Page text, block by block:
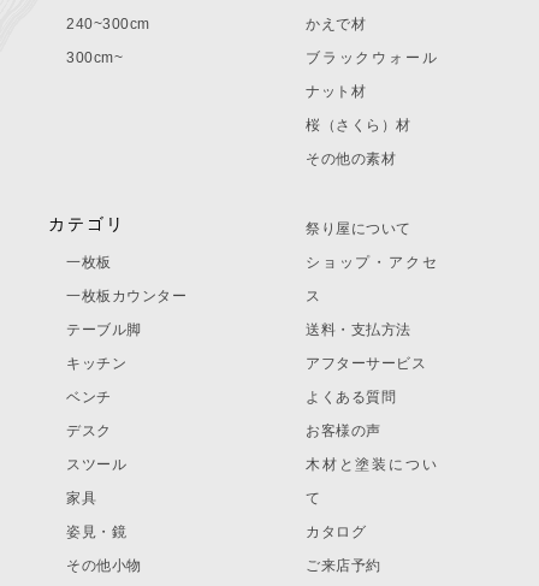
240~300cm
300cm~
かえで材
ブラックウォール
ナット材
桜（さくら）材
その他の素材
カテゴリ
一枚板
一枚板カウンター
テーブル脚
キッチン
ベンチ
デスク
スツール
家具
姿見・鏡
その他小物
祭り屋について
ショップ・アクセ
ス
送料・支払方法
アフターサービス
よくある質問
お客様の声
木材と塗装につい
て
カタログ
ご来店予約